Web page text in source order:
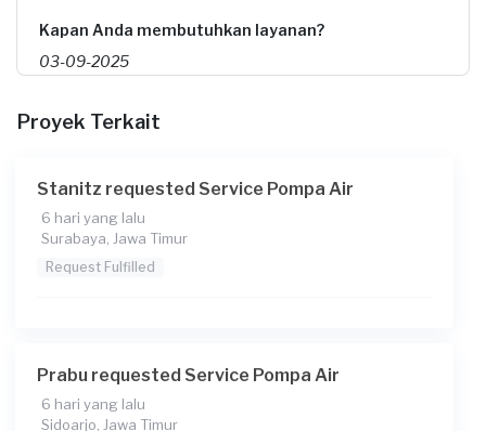
Kapan Anda membutuhkan layanan?
03-09-2025
11:00
Rp180.000 + Rp11.000 (biaya layanan) + Rp5.539 (biaya
Transaksi)
Catatan
Proyek Terkait
Stanitz requested Service Pompa Air
6 hari yang lalu
Surabaya, Jawa Timur
Request Fulfilled
Prabu requested Service Pompa Air
6 hari yang lalu
Sidoarjo, Jawa Timur